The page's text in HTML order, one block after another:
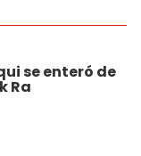
se enteró de
Ra